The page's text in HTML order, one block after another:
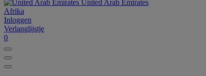
United Arab Emirates
Afrika
Inloggen
Verlanglijstje
0